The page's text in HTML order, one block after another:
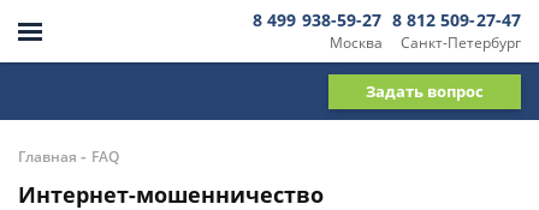
Москва
8 499 938-59-27
Санкт-Петербург
8 812 509-27-47
Задать вопрос
Главная - FAQ
Интернет-мошенничество